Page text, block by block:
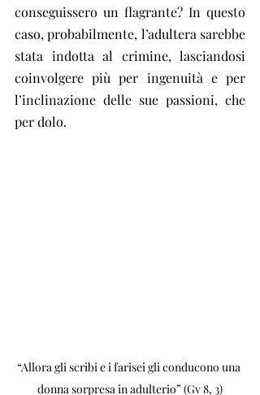
conseguissero un flagrante? In questo
caso, probabilmente, l’adultera sarebbe
stata indotta al crimine, lasciandosi
coinvolgere più per ingenuità e per
l’inclinazione delle sue passioni, che
per dolo.
“Allora gli scribi e i farisei gli conducono una
donna sorpresa in adulterio” (Gv 8, 3)